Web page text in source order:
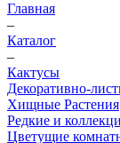
Главная
–
Каталог
–
Кактусы
Декоративно-
Хищные Растения
Редкие и
Цветущие